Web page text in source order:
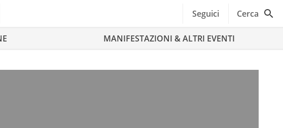
Seguici Cerca
MANIFESTAZIONI & ALTRI EVENTI